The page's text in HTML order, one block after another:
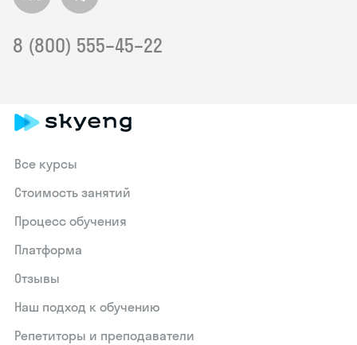
8 (800) 555–45–22
Все курсы
Стоимость занятий
Процесс обучения
Платформа
Отзывы
Наш подход к обучению
Репетиторы и преподаватели